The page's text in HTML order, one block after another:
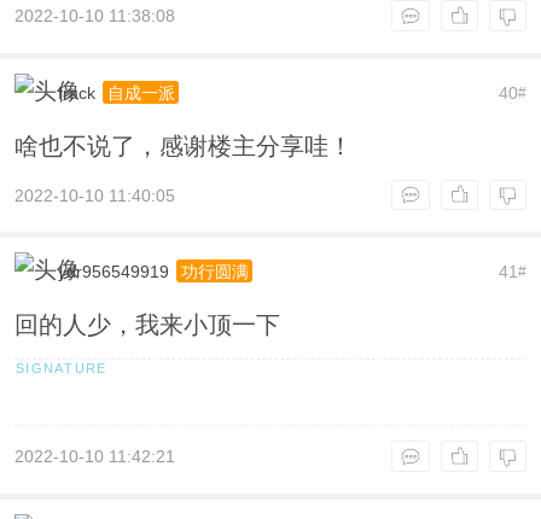
2022-10-10 11:38:08
40#
frack 自成一派
啥也不说了，感谢楼主分享哇！
2022-10-10 11:40:05
41#
ydr956549919 功行圆满
回的人少，我来小顶一下